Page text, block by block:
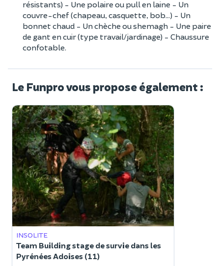
résistants) - Une polaire ou pull en laine - Un
couvre-chef (chapeau, casquette, bob...) - Un
bonnet chaud - Un chèche ou shemagh - Une paire
de gant en cuir (type travail/jardinage) - Chaussure
confotable.
Le Funpro vous propose également :
INSOLITE
Team Building stage de survie dans les
Pyrénées Adoises (11)